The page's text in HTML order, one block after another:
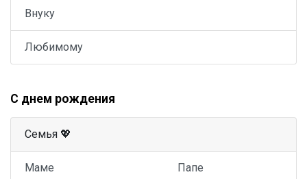
Внуку
Любимому
С днем рождения
Семья 💖
Маме Папе